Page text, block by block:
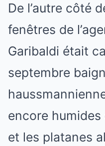
De l’autre côté
fenêtres de
Garibaldi était
septembre
encore
et les platanes